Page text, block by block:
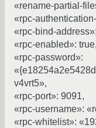
«rename-partial-
«rpc-
«rpc-bind-
«rpc-enabled»: true,
«rpc-password»:
v4vrt5»,
«rpc-port»: 9091,
«rpc-username»:
«rpc-whitelist»: